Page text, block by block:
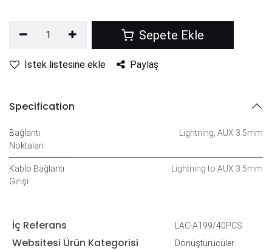
Sepete Ekle
İstek listesine ekle Paylaş
Specification
Bağlantı
Noktaları
Lightning, AUX 3.5mm
Kablo Bağlantı
Girişi
Lightning to AUX 3.5mm
İç Referans LAC-A199/40PCS
Websitesi Ürün Kategorisi
Dönüştürücüler